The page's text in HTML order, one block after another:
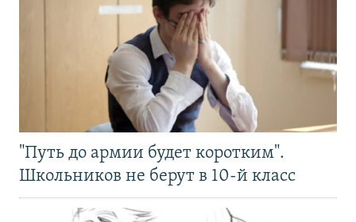
"Путь до армии будет коротким".
Школьников не берут в 10-й класс